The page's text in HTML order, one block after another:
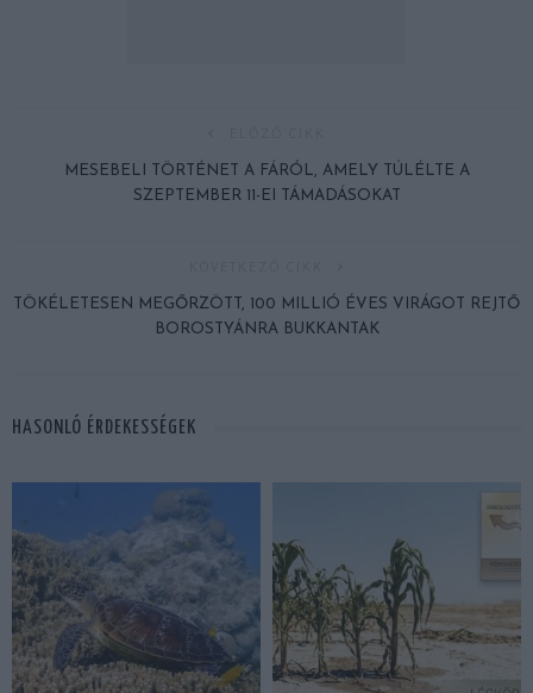
MESEBELI TÖRTÉNET A FÁRÓL, AMELY TÚLÉLTE A
SZEPTEMBER 11-EI TÁMADÁSOKAT
TÖKÉLETESEN MEGŐRZÖTT, 100 MILLIÓ ÉVES VIRÁGOT REJTŐ
BOROSTYÁNRA BUKKANTAK
HASONLÓ ÉRDEKESSÉGEK